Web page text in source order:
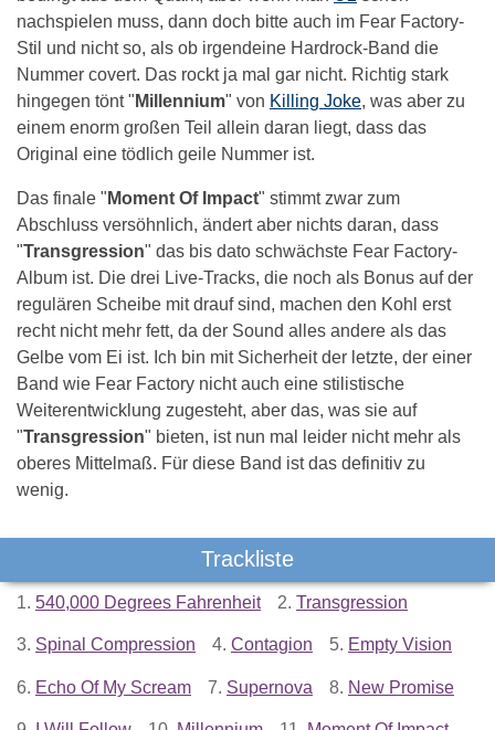
nachspielen muss, dann doch bitte auch im Fear Factory-
Stil und nicht so, als ob irgendeine Hardrock-Band die
Nummer covert. Das rockt ja mal gar nicht. Richtig stark
hingegen tönt " Millennium" von Killing Joke, was aber zu
einem enorm großen Teil allein daran liegt, dass das
Original eine tödlich geile Nummer ist.
Das finale " Moment Of Impact" stimmt zwar zum
Abschluss versöhnlich, ändert aber nichts daran, dass
"Transgression" das bis dato schwächste Fear Factory-
Album ist. Die drei Live-Tracks, die noch als Bonus auf der
regulären Scheibe mit drauf sind, machen den Kohl erst
recht nicht mehr fett, da der Sound alles andere als das
Gelbe vom Ei ist. Ich bin mit Sicherheit der letzte, der einer
Band wie Fear Factory nicht auch eine stilistische
Weiterentwicklung zugesteht, aber das, was sie auf
"Transgression" bieten, ist nun mal leider nicht mehr als
oberes Mittelmaß. Für diese Band ist das definitiv zu
wenig.
Trackliste
1. 540,000 Degrees Fahrenheit 2. Transgression
3. Spinal Compression 4. Contagion 5. Empty Vision
6. Echo Of My Scream 7. Supernova 8. New Promise